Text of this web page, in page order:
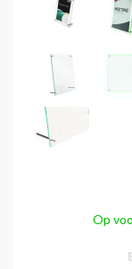
Op